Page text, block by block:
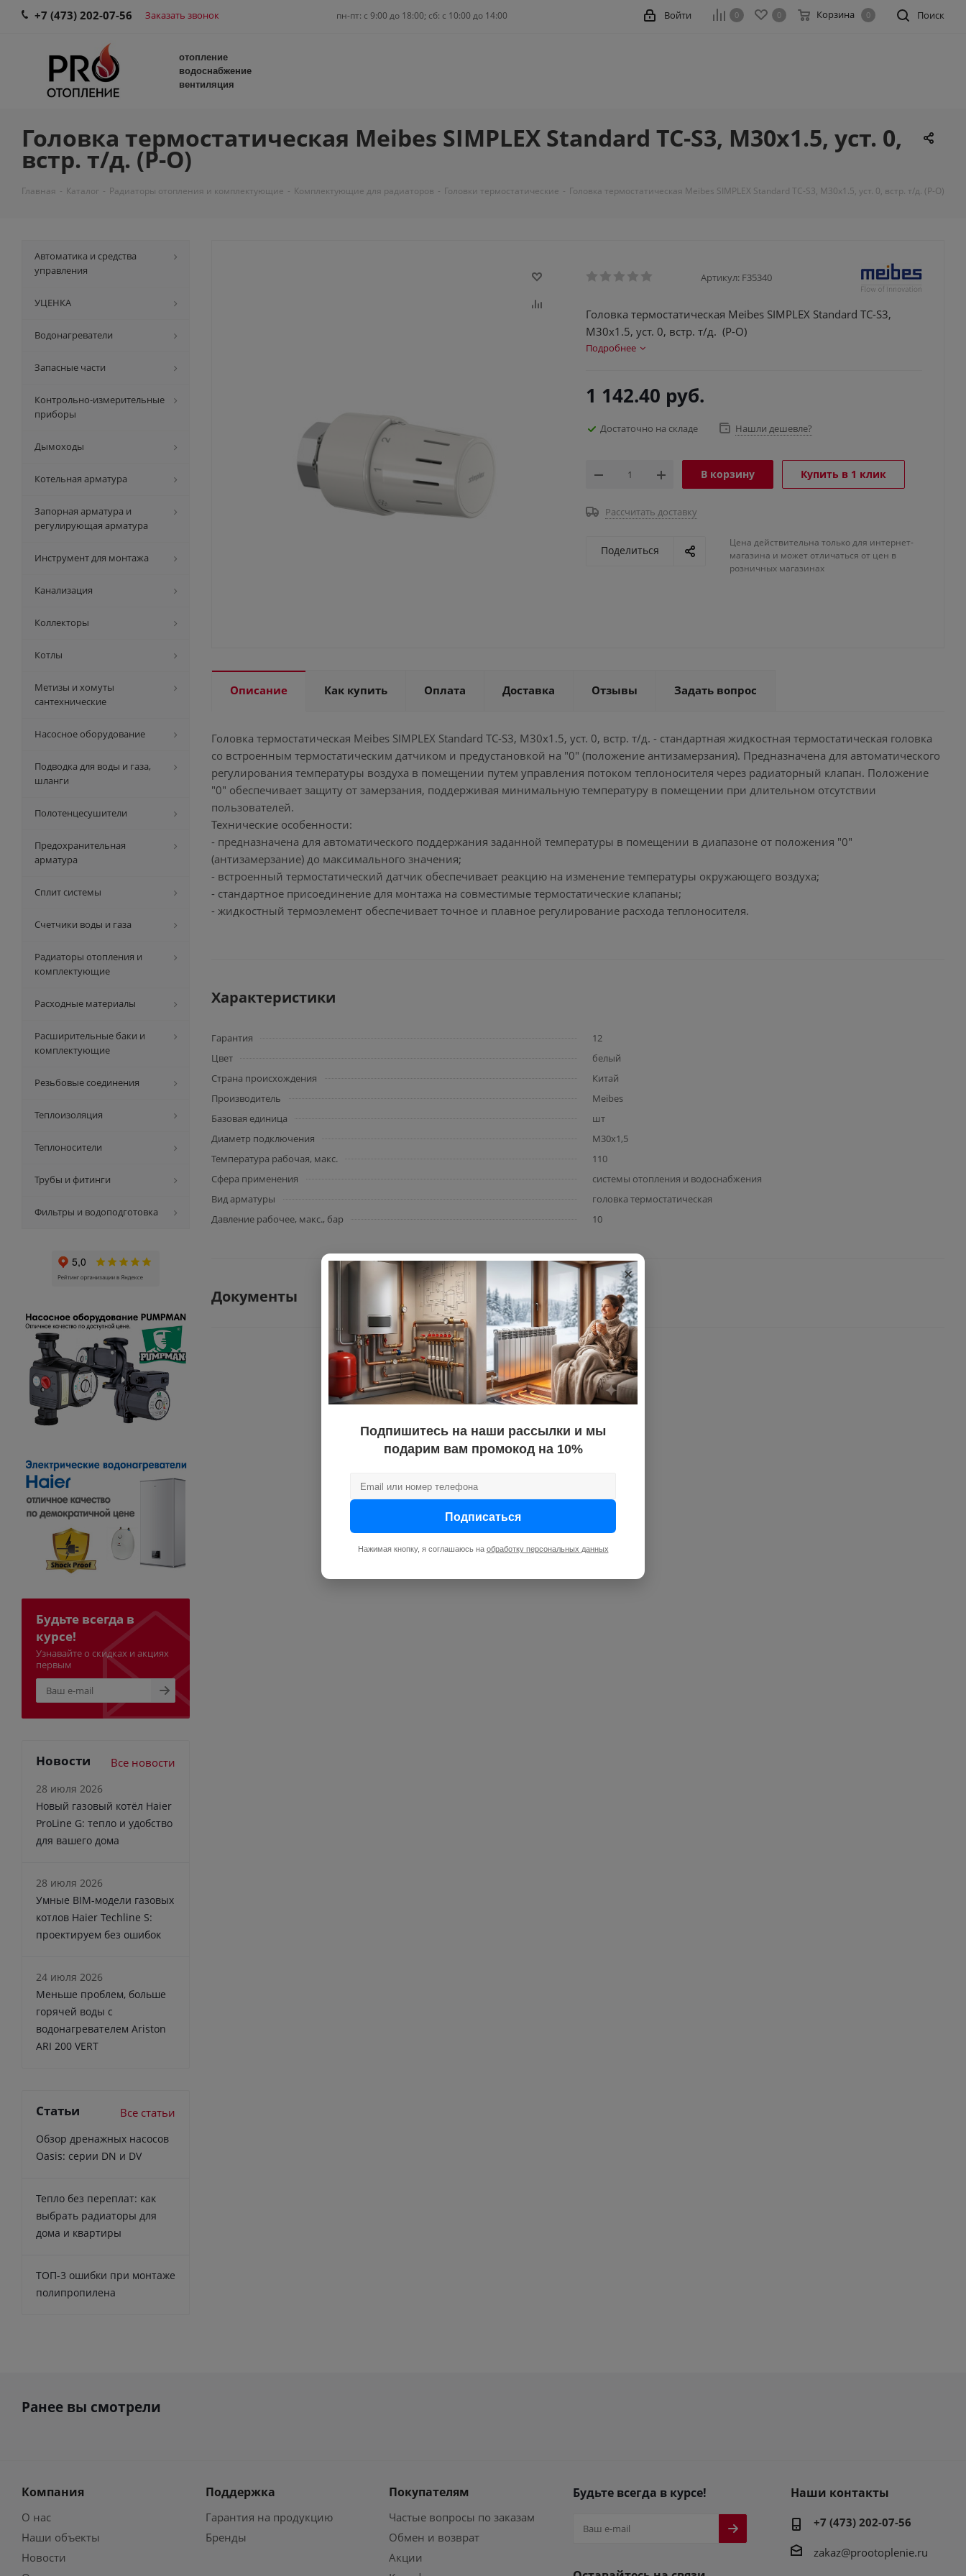
+7 (473) 202-07-56 Заказать звонок пн-пт: c 9:00 до 18:00; сб: с 10:00 до 14:00 Поиск
0 0 Корзина 0
Войти
отопление
водоснабжение
вентиляция
Головка термостатическая Meibes SIMPLEX Standard TC-S3, M30x1.5, уст. 0,
встр. т/д. (Р-О)
Главная - Каталог - Радиаторы отопления и комплектующие - Комплектующие для радиаторов - Головки термостатические - Головка термостатическая Meibes SIMPLEX Standard TC-S3, M30x1.5, уст. 0, встр. т/д. (Р-О)
Артикул: F35340
Головка термостатическая Meibes SIMPLEX Standard TC-S3,
M30x1.5, уст. 0, встр. т/д. (Р-О)
Подробнее
1 142.40 руб.
Достаточно на складе Нашли дешевле?
В корзину Купить в 1 клик
Рассчитать доставку
Поделиться
Цена действительна только для интернет-
магазина и может отличаться от цен в
розничных магазинах
Описание Как купить Оплата Доставка Отзывы Задать вопрос
Головка термостатическая Meibes SIMPLEX Standard TC-S3, M30x1.5, уст. 0, встр. т/д. - стандартная жидкостная термостатическая головка
со встроенным термостатическим датчиком и предустановкой на "0" (положение антизамерзания). Предназначена для автоматического
регулирования температуры воздуха в помещении путем управления потоком теплоносителя через радиаторный клапан. Положение
"0" обеспечивает защиту от замерзания, поддерживая минимальную температуру в помещении при длительном отсутствии
пользователей.
Технические особенности:
- предназначена для автоматического поддержания заданной температуры в помещении в диапазоне от положения "0"
(антизамерзание) до максимального значения;
- встроенный термостатический датчик обеспечивает реакцию на изменение температуры окружающего воздуха;
- стандартное присоединение для монтажа на совместимые термостатические клапаны;
- жидкостный термоэлемент обеспечивает точное и плавное регулирование расхода теплоносителя.
Характеристики
Гарантия
12
Цвет
белый
Страна происхождения
Китай
Производитель
Meibes
Базовая единица
шт
Диаметр подключения
М30х1,5
Температура рабочая, макс.
110
Сфера применения
системы отопления и водоснабжения
Вид арматуры
головка термостатическая
Давление рабочее, макс., бар
10
Документы
Автоматика и средства
управления
УЦЕНКА
Водонагреватели
Запасные части
Контрольно-измерительные
приборы
Дымоходы
Котельная арматура
Запорная арматура и
регулирующая арматура
Инструмент для монтажа
Канализация
Коллекторы
Котлы
Метизы и хомуты
сантехнические
Насосное оборудование
Подводка для воды и газа,
шланги
Полотенцесушители
Предохранительная
арматура
Сплит системы
Счетчики воды и газа
Радиаторы отопления и
комплектующие
Расходные материалы
Расширительные баки и
комплектующие
Резьбовые соединения
Теплоизоляция
Теплоносители
Трубы и фитинги
Фильтры и водоподготовка
Будьте всегда в
курсе!
Узнавайте о скидках и акциях
первым
Новости Все новости
28 июля 2026
Новый газовый котёл Haier
ProLine G: тепло и удобство
для вашего дома
28 июля 2026
Умные BIM-модели газовых
котлов Haier Techline S:
проектируем без ошибок
24 июля 2026
Меньше проблем, больше
горячей воды с
водонагревателем Ariston
ARI 200 VERT
Статьи Все статьи
Обзор дренажных насосов
Oasis: серии DN и DV
Тепло без переплат: как
выбрать радиаторы для
дома и квартиры
ТОП-3 ошибки при монтаже
полипропилена
Ранее вы смотрели
Компания
О нас
Наши объекты
Новости
Поддержка
Гарантия на продукцию
Бренды
Покупателям
Частые вопросы по заказам
Обмен и возврат
Акции
Будьте всегда в курсе! Наши контакты
+7 (473) 202-07-56
zakaz@prootoplenie.ru
×
Подпишитесь на наши рассылки и мы
подарим вам промокод на 10%
Подписаться
Нажимая кнопку, я соглашаюсь на обработку персональных данных